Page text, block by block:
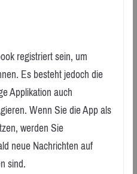
registriert sein, um
Es besteht jedoch die
Applikation auch
Wenn Sie die App als
werden Sie
neue Nachrichten auf
sind.